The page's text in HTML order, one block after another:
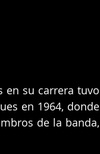
en su carrera tuvo
en 1964, donde
de la banda,